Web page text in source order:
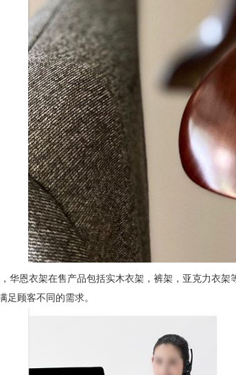
，华恩衣架在售产品包括实木衣架，裤架，亚克力衣
足顾客不同的需求。